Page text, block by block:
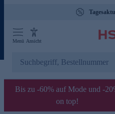
Menü Ansicht
Bis zu -60% auf Mode und -
on top!